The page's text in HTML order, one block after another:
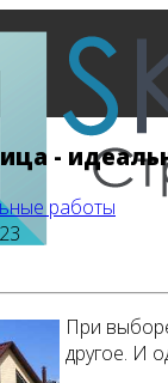
-
работы
При
другое. И